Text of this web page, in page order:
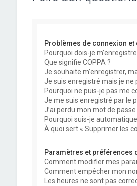
Problèmes de connexion et
Pourquoi dois-je
Que signifie COPPA ?
Je souhaite m’enregistrer,
Je suis enregistré mais je ne
Pourquoi ne puis-je pas me
Je me suis enregistré par le
J’ai perdu mon mot de passe
Pourquoi suis-je
À quoi sert « Supprimer les
Paramètres et préférences
Comment modifier mes
Comment empêcher mon
Les heures ne sont pas